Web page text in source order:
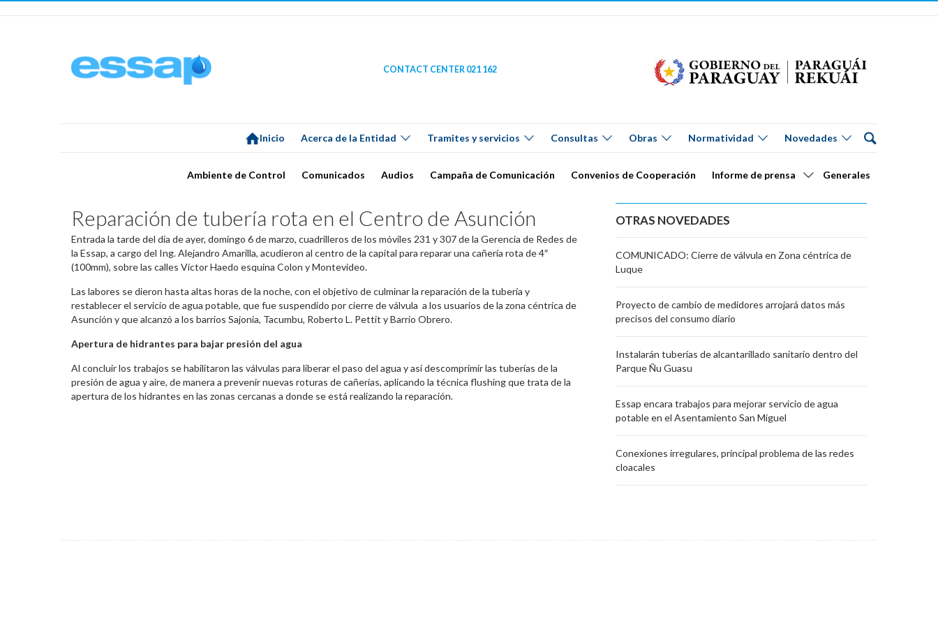
CONTACT CENTER 021 162
Inicio Acerca de la Entidad Tramites y servicios Consultas Obras Normatividad Novedades
Ambiente de Control Comunicados Audios Campaña de Comunicación Convenios de Cooperación Informe de prensa Generales
Reparación de tubería rota en el Centro de Asunción
Entrada la tarde del día de ayer, domingo 6 de marzo, cuadrilleros de los móviles 231 y 307 de la Gerencia de Redes de
la Essap, a cargo del Ing. Alejandro Amarilla, acudieron al centro de la capital para reparar una cañería rota de 4″
(100mm), sobre las calles Víctor Haedo esquina Colon y Montevideo.
Las labores se dieron hasta altas horas de la noche, con el objetivo de culminar la reparación de la tubería y
restablecer el servicio de agua potable, que fue suspendido por cierre de válvula a los usuarios de la zona céntrica de
Asunción y que alcanzó a los barrios Sajonia, Tacumbu, Roberto L. Pettit y Barrio Obrero.
Apertura de hidrantes para bajar presión del agua
Al concluir los trabajos se habilitaron las válvulas para liberar el paso del agua y así descomprimir las tuberías de la
presión de agua y aire, de manera a prevenir nuevas roturas de cañerías, aplicando la técnica flushing que trata de la
apertura de los hidrantes en las zonas cercanas a donde se está realizando la reparación.
OTRAS NOVEDADES
COMUNICADO: Cierre de válvula en Zona céntrica de
Luque
Proyecto de cambio de medidores arrojará datos más
precisos del consumo diario
Instalarán tuberías de alcantarillado sanitario dentro del
Parque Ñu Guasu
Essap encara trabajos para mejorar servicio de agua
potable en el Asentamiento San Miguel
Conexiones irregulares, principal problema de las redes
cloacales